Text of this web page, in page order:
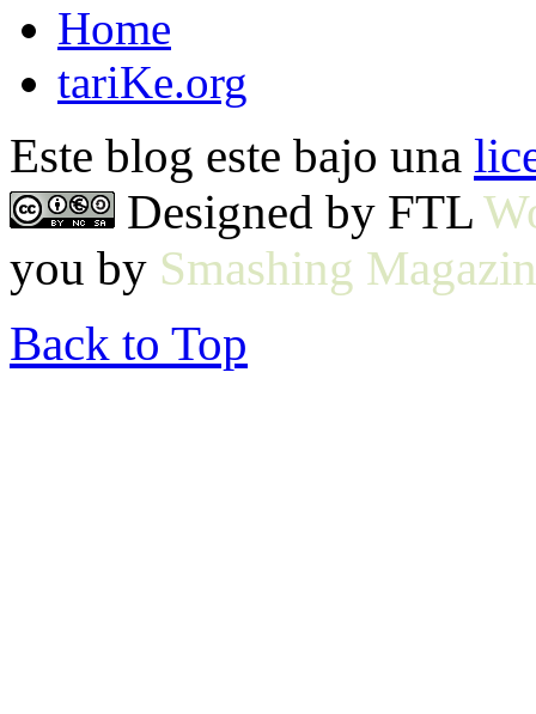
Home
tariKe.org
Este blog este bajo una
Designed by FTL
you by Smashing
Back to Top